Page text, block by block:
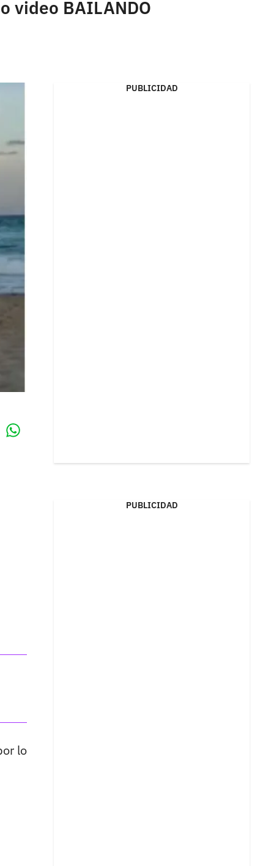
video BAILANDO
lo
PUBLICIDAD
PUBLICIDAD